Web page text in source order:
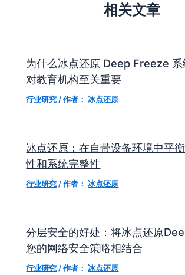
相关文章
为什么冰点还原 Deep Freeze 系
对教育机构至关重要
行业研究 / 作者： 冰点还原
冰点还原：在自带设备环境中平
性和系统完整性
行业研究 / 作者： 冰点还原
分层安全的好处：将冰点还原
您的网络安全策略相结合
行业研究 / 作者： 冰点还原